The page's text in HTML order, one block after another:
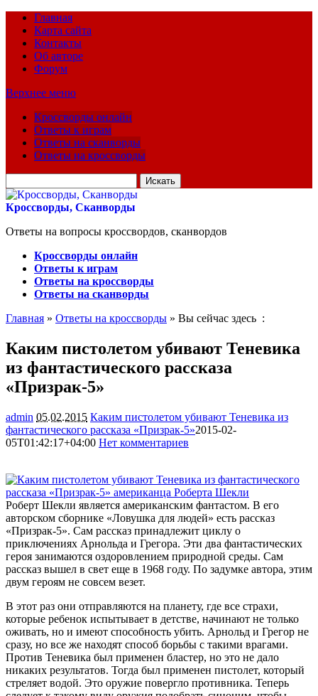
Главная
Карта сайта
Контакты
Об авторе
Форум
Верхнее меню
Кроссворды онлайн
Ответы к играм
Ответы на сканворды
Ответы на кроссворды
для:
Кроссворды, Сканворды
Ответы на вопросы кроссвордов, сканвордов
Кроссворды онлайн
Ответы к играм
Ответы на кроссворды
Ответы на сканворды
Главная » Ответы на кроссворды » Вы сейчас здесь :
Каким пистолетом убивают Теневика
из фантастического рассказа
«Призрак-5»
admin 05.02.2015 Каким пистолетом убивают Теневика из
фантастического рассказа «Призрак-5»2015-02-
05T01:42:17+04:00 Нет комментариев
Роберт Шекли является американским фантастом. В его
авторском сборнике «Ловушка для людей» есть рассказ
«Призрак-5». Сам рассказ принадлежит циклу о
приключениях Арнольда и Грегора. Эти два фантастических
героя занимаются оздоровлением природной среды. Сам
рассказ вышел в свет еще в 1968 году. По задумке автора, этим
двум героям не совсем везет.
В этот раз они отправляются на планету, где все страхи,
которые ребенок испытывает в детстве, начинают не только
оживать, но и имеют способность убить. Арнольд и Грегор не
сразу, но все же находят способ борьбы с такими врагами.
Против Теневика был применен бластер, но это не дало
никаких результатов. Тогда был применен пистолет, который
стреляет водой. Это оружие повергло противника. Теперь